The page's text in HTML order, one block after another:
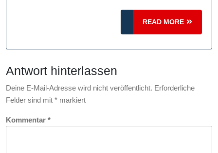
Welt
des
Shops:
READ MORE
READ
MORE
Antwort hinterlassen
Deine E-Mail-Adresse wird nicht veröffentlicht. Erforderliche
Felder sind mit * markiert
Kommentar *